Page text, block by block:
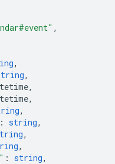
,
,
,
,
,
,
: string,
,
,
: string,